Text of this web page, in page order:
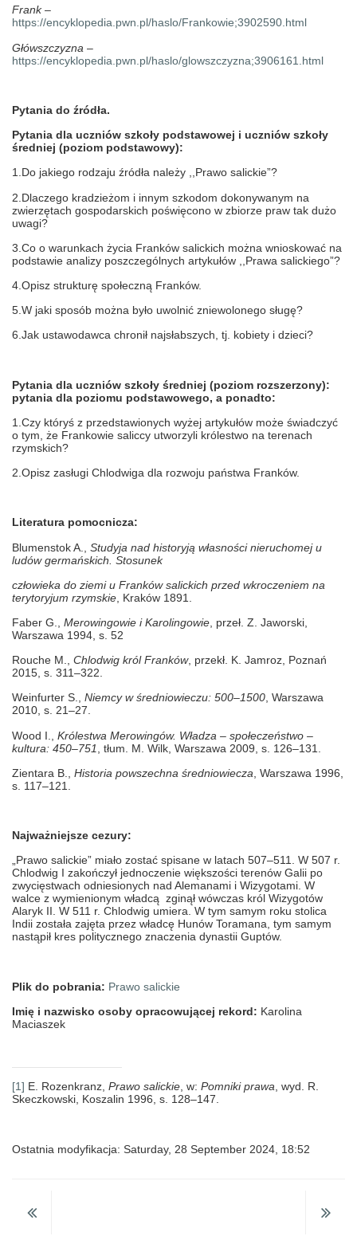
Frank–
https://encyklopedia.pwn.pl/haslo/Frankowie;3902590.html
Główszczyzna –
https://encyklopedia.pwn.pl/haslo/glowszczyzna;3906161.html
Pytania do źródła.
Pytania dla uczniów szkoły podstawowej i uczniów szkoły
średniej (poziom podstawowy):
1.Do jakiego rodzaju źródła należy ,,Prawo salickie”?
2.Dlaczego kradzieżom i innym szkodom dokonywanym na
zwierzętach gospodarskich poświęcono w zbiorze praw tak dużo
uwagi?
3.Co o warunkach życia Franków salickich można wnioskować na
podstawie analizy poszczególnych artykułów ,,Prawa salickiego”?
4.Opisz strukturę społeczną Franków.
5.W jaki sposób można było uwolnić zniewolonego sługę?
6.Jak ustawodawca chronił najsłabszych, tj. kobiety i dzieci?
Pytania dla uczniów szkoły średniej (poziom rozszerzony):
pytania dla poziomu podstawowego, a ponadto:
1.Czy któryś z przedstawionych wyżej artykułów może świadczyć
o tym, że Frankowie saliccy utworzyli królestwo na terenach
rzymskich?
2.Opisz zasługi Chlodwiga dla rozwoju państwa Franków.
Literatura pomocnicza:
Blumenstok A., Studyja nad historyją własności nieruchomej u
ludów germańskich. Stosunek
człowieka do ziemi u Franków salickich przed wkroczeniem na
terytoryjum rzymskie , Kraków 1891.
Faber G., Merowingowie i Karolingowie , przeł. Z. Jaworski,
Warszawa 1994, s. 52
Rouche M., Chlodwig król Franków, przekł. K. Jamroz, Poznań
2015, s. 311–322.
Weinfurter S., Niemcy w średniowieczu: 500–1500, Warszawa
2010, s. 21–27.
Wood I., Królestwa Merowingów. Władza – społeczeństwo –
kultura: 450–751
, tłum. M. Wilk, Warszawa 2009, s. 126–131.
Zientara B., Historia powszechna średniowiecza , Warszawa 1996,
s. 117–121.
Najważniejsze cezury:
„Prawo salickie” miało zostać spisane w latach 507–511. W 507 r.
Chlodwig I zakończył jednoczenie większości terenów Galii po
zwycięstwach odniesionych nad Alemanami i Wizygotami. W
walce z wymienionym władcą zginął wówczas król Wizygotów
Alaryk II. W 511 r. Chlodwig umiera. W tym samym roku stolica
Indii została zajęta przez władcę Hunów Toramana, tym samym
nastąpił kres politycznego znaczenia dynastii Guptów.
Plik do pobrania: Prawo salickie
Imię i nazwisko osoby opracowującej rekord: Karolina
Maciaszek
[1] E. Rozenkranz, Prawo salickie, w: Pomniki prawa, wyd. R.
Skeczkowski, Koszalin 1996, s. 128–147.
Ostatnia modyfikacja: Saturday, 28 September 2024, 18:52